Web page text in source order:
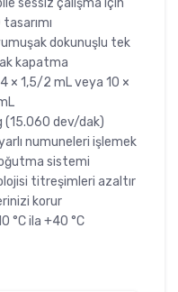
dokunuşlu tek
kapatma
× 1,5/2 mL veya 10 ×
(15.060 dev/dak)
numuneleri işlemek
sistemi
titreşimleri azaltır
korur
°C ila +40 °C